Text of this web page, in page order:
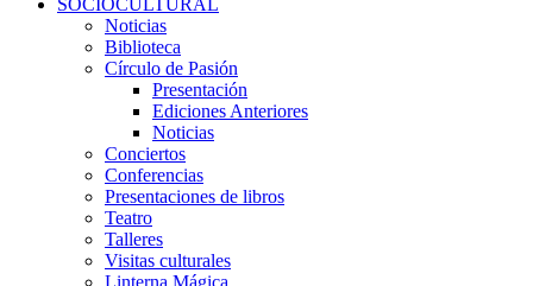
SOCIOCULTURAL
Noticias
Biblioteca
Círculo de Pasión
Presentación
Ediciones Anteriores
Noticias
Conciertos
Conferencias
Presentaciones de libros
Teatro
Talleres
Visitas culturales
Linterna Mágica